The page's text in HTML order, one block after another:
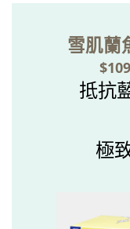
雪肌蘭
抵抗
極